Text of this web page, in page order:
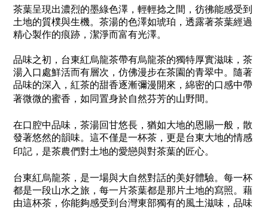
茶葉呈現出濃烈的墨綠色澤，輕輕捻之間，彷彿能感受到
土地的質樸與生機。茶湯的色澤如琥珀，透露著茶葉經過
精心製作的痕跡，潔淨而富有光澤。
品味之初，台東紅烏龍茶帶有烏龍茶的獨特厚實滋味，茶
湯入口處鮮活而有層次，仿佛漫步在茶園的青翠中。隨著
品味的深入，紅茶的甜香逐漸彌漫開來，綿密的口感中帶
著微微的蜜香，如同置身於自然芬芳的山野間。
在口腔中品味，茶湯回甘悠長，猶如大地的恩賜一般，散
發著悠然的韻味。這不僅是一杯茶，更是台東大地的情感
印記，是茶農們對土地的愛戀與對茶葉的匠心。
台東紅烏龍茶，是一場與大自然對話的美好體驗。每一杯
都是一段山水之旅，每一片茶葉都是那片土地的寫照。藉
由這杯茶，你能夠感受到台灣東部獨有的風土滋味，品味